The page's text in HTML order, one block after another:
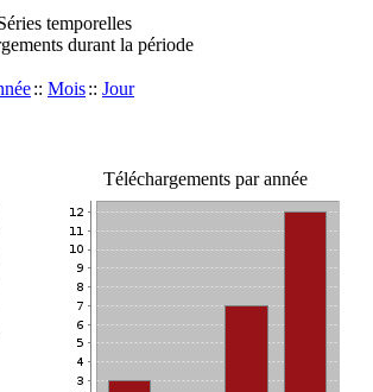
temporelles
durant la période
:: Mois:: Jour
Téléchargements par année